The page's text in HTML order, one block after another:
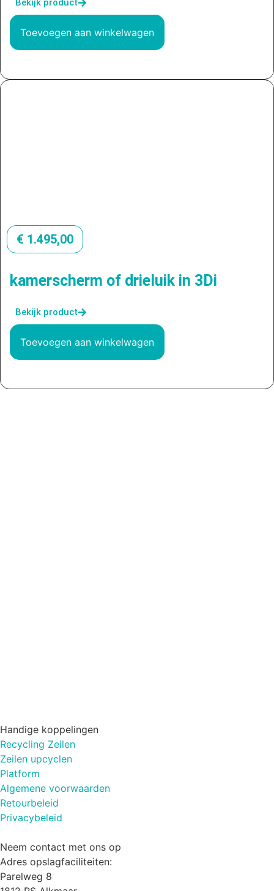
Toevoegen aan winkelwagen
€ 1.495,00
kamerscherm of drieluik in 3Di
Bekijk product
Toevoegen aan winkelwagen
Handige koppelingen
Recycling Zeilen
Zeilen upcyclen
Platform
Algemene voorwaarden
Retourbeleid
Privacybeleid
Neem contact met ons op
Adres opslagfaciliteiten:
Parelweg 8